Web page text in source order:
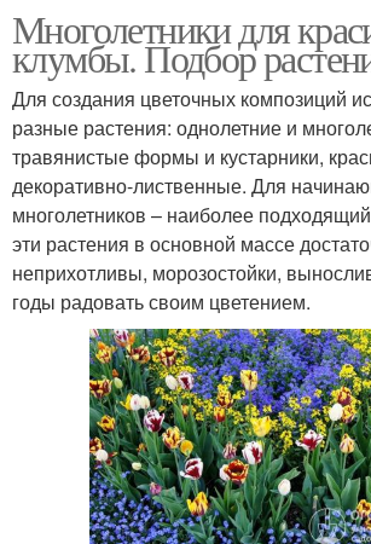
Многолетники для
клумбы. Подбор
Для создания цветочных композиций
разные растения: однолетние и
травянистые формы и кустарники,
декоративно-лиственные. Для
многолетников – наиболее
эти растения в основной массе
неприхотливы, морозостойки,
годы радовать своим цветением.